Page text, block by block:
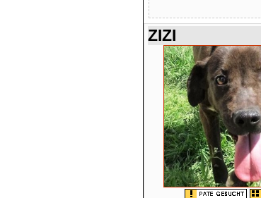
ZIZI